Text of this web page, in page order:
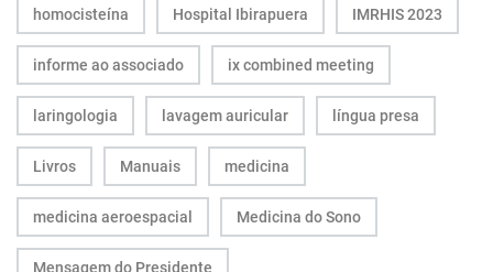
homocisteína Hospital Ibirapuera IMRHIS 2023
informe ao associado ix combined meeting
laringologia lavagem auricular língua presa
Livros Manuais medicina
medicina aeroespacial Medicina do Sono
Mensagem do Presidente